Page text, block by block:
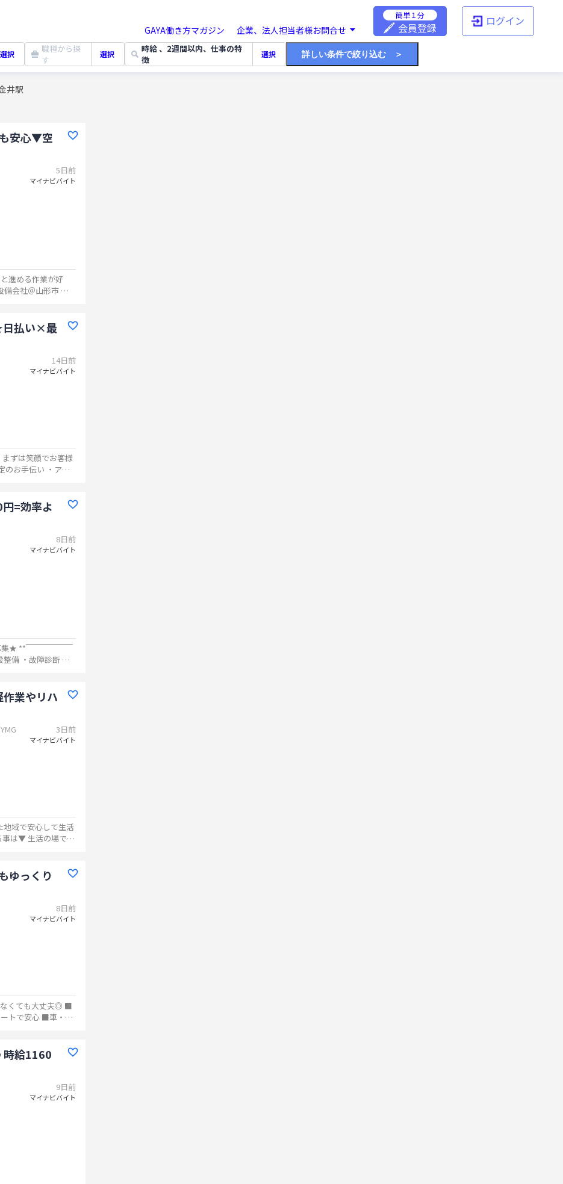
GAYA働き方マガジン 企業、法人担当者様お問合せ
簡単１分
会員登録 ログイン
選択
職種から探
す
選択
時給 、2週間以内、仕事の特
徴
選択 詳しい条件で絞り込む ＞
井駅
安心▼空
5日前
マイナビバイト
進める作業が好
日払い×最
14日前
マイナビバイト
=効率よ
8日前
マイナビバイト
集★ **￣￣￣￣￣￣
作業やリハ
3日前
マイナビバイト
地域で安心して生活
ゆっくり
8日前
マイナビバイト
心 ■車・バ
時給1160
9日前
マイナビバイト